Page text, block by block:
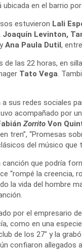
en el barrio
estuvieron Lali
Levinton,
yAna Paula Dutil,
de las 22 horas, en
Tato Vega.
sus redes sociales
acompañado por
Zorrito Von
tren”, “Promesas
del músico que
que podría
“rompé la
la vida del hombre
por el empresario
como en una
de los 27″ y la
confiaron allegados